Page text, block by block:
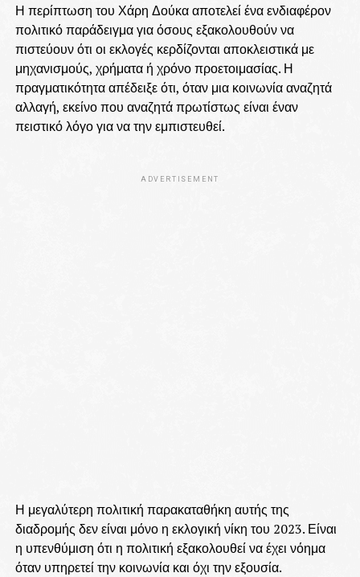
Η περίπτωση του Χάρη Δούκα αποτελεί ένα ενδιαφέρον
πολιτικό παράδειγμα για όσους εξακολουθούν να
πιστεύουν ότι οι εκλογές κερδίζονται αποκλειστικά με
μηχανισμούς, χρήματα ή χρόνο προετοιμασίας. Η
πραγματικότητα απέδειξε ότι, όταν μια κοινωνία αναζητά
αλλαγή, εκείνο που αναζητά πρωτίστως είναι έναν
πειστικό λόγο για να την εμπιστευθεί.
ADVERTISEMENT
Η μεγαλύτερη πολιτική παρακαταθήκη αυτής της
διαδρομής δεν είναι μόνο η εκλογική νίκη του 2023. Είναι
η υπενθύμιση ότι η πολιτική εξακολουθεί να έχει νόημα
όταν υπηρετεί την κοινωνία και όχι την εξουσία.